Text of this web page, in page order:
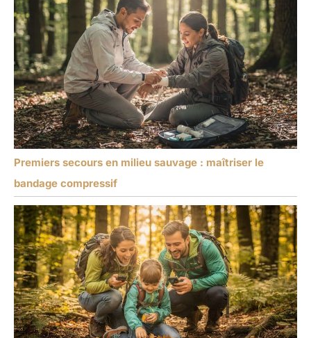
Premiers secours en milieu sauvage : maîtriser le
bandage compressif